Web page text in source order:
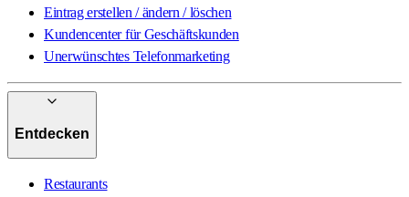
Eintrag erstellen / ändern / löschen
Kundencenter für Geschäftskunden
Unerwünschtes Telefonmarketing
Entdecken
Restaurants